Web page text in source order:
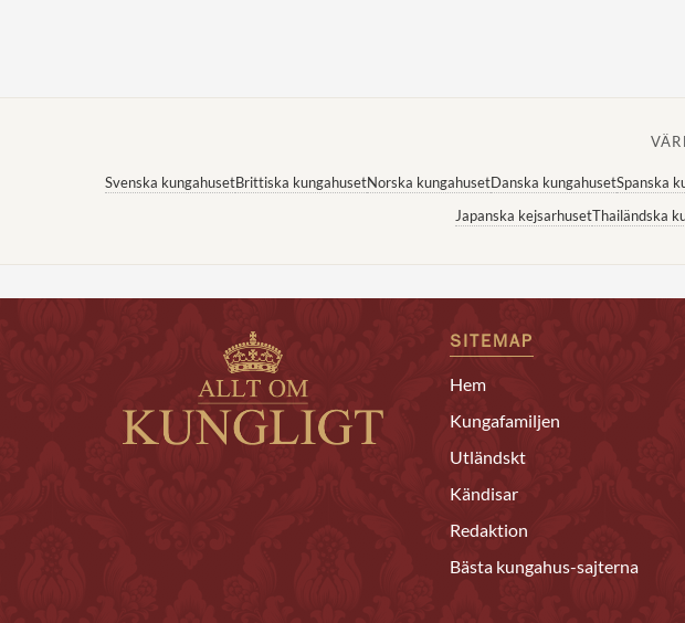
Svenska kungahusetBrittiska kungahusetNorska kungahusetDanska kungahusetSpanska
Japanska kejsarhusetThailändska
SITEMAP
Hem
Kungafamiljen
Utländskt
Kändisar
Redaktion
Bästa kungahus-sajterna